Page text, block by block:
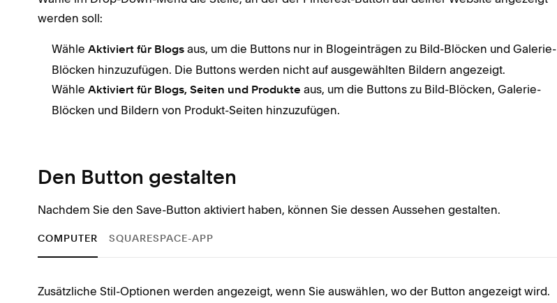
werden soll:
Wähle Aktiviert für Blogs aus, um die Buttons nur in Blogeinträgen zu Bild-Blöcken und Galerie-
Blöcken hinzuzufügen. Die Buttons werden nicht auf ausgewählten Bildern angezeigt.
Wähle Aktiviert für Blogs, Seiten und Produkte aus, um die Buttons zu Bild-Blöcken, Galerie-
Blöcken und Bildern von Produkt-Seiten hinzuzufügen.
Den Button gestalten
Nachdem Sie den Save-Button aktiviert haben, können Sie dessen Aussehen gestalten.
COMPUTER SQUARESPACE-APP
Zusätzliche Stil-Optionen werden angezeigt, wenn Sie auswählen, wo der Button angezeigt wird.